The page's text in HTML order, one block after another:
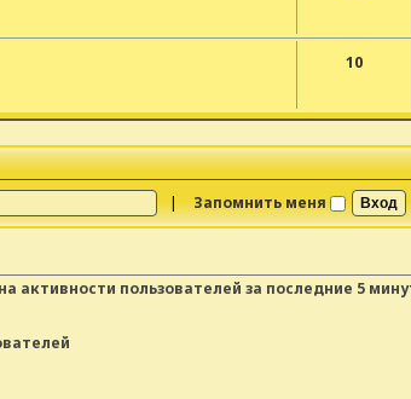
10
| Запомнить меня
активности пользователей за последние 5